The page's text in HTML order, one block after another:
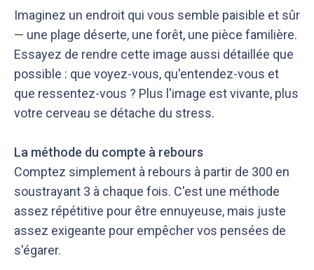
Imaginez un endroit qui vous semble paisible et sûr
— une plage déserte, une forêt, une pièce familière.
Essayez de rendre cette image aussi détaillée que
possible : que voyez-vous, qu'entendez-vous et
que ressentez-vous ? Plus l'image est vivante, plus
votre cerveau se détache du stress.
La méthode du compte à rebours
Comptez simplement à rebours à partir de 300 en
soustrayant 3 à chaque fois. C'est une méthode
assez répétitive pour être ennuyeuse, mais juste
assez exigeante pour empêcher vos pensées de
s'égarer.